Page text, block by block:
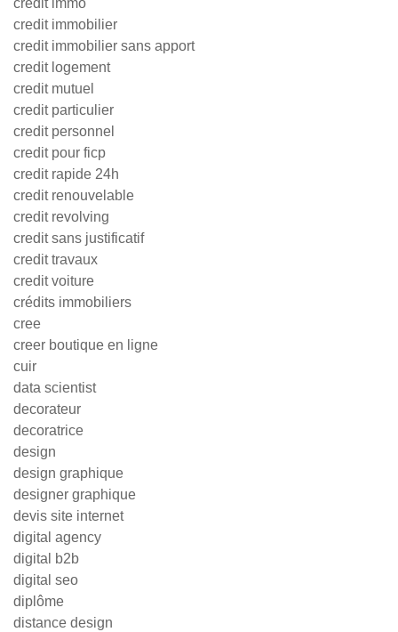
credit immo
credit immobilier
credit immobilier sans apport
credit logement
credit mutuel
credit particulier
credit personnel
credit pour ficp
credit rapide 24h
credit renouvelable
credit revolving
credit sans justificatif
credit travaux
credit voiture
crédits immobiliers
cree
creer boutique en ligne
cuir
data scientist
decorateur
decoratrice
design
design graphique
designer graphique
devis site internet
digital agency
digital b2b
digital seo
diplôme
distance design